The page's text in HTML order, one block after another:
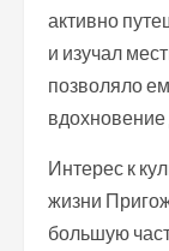
активно
и изучал
позволяло
Интерес к
жизни
большую